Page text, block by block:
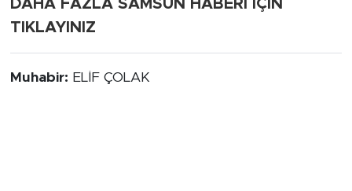
DAHA FAZLA SAMSUN HABERİ İÇİN
TIKLAYINIZ
Muhabir: ELİF ÇOLAK